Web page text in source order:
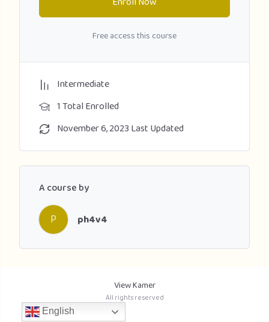
Free access this course
Intermediate
1 Total Enrolled
November 6, 2023 Last Updated
A course by
P ph4v4
View Kamer
All rights reserved
English